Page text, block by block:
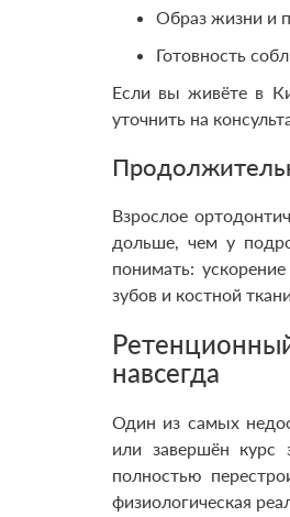
Образ жизни и
Готовность
Если вы живёте в
уточнить на
Взрослое
дольше, чем у
понимать:
зубов и костной
навсегда
Один из самых
или завершён курс
полностью
физиологическая